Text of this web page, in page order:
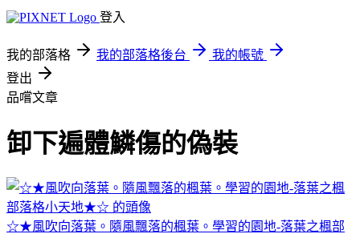
登入
我的部落格 我的部落格後台
我的帳號
登出
品嚐文章
卸下遍體鱗傷的偽裝
☆★風吹向落葉。隨風飄落的楓葉。學習的園地-落葉之楓部